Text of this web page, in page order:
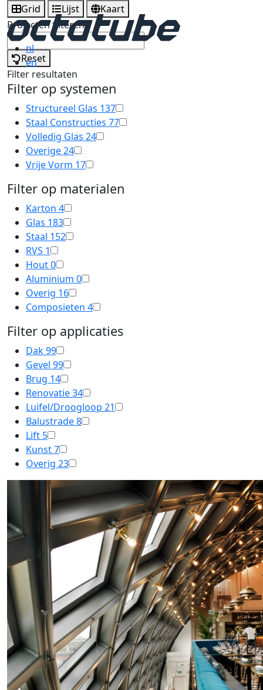
nl
en
Grid Lijst
Kaart
Projecten filteren
Reset
Filter resultaten
Filter op systemen
Structureel Glas 137
Staal Constructies 77
Volledig Glas 24
Overige24
Vrije Vorm 17
Filter op materialen
Karton 4
Glas 183
Staal 152
RVS 1
Hout0
Aluminium 0
Overig 16
Composieten 4
Filter op applicaties
Dak99
Gevel 99
Brug 14
Renovatie34
Luifel/Droogloop 21
Balustrade8
Lift 5
Kunst7
Overig 23